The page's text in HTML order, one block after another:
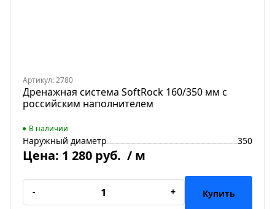
Артикул: 2780
Дренажная система SoftRock 160/350 мм c
российским наполнителем
В наличии
Наружный диаметр 350
Цена: 1 280 руб. / м
- + Купить